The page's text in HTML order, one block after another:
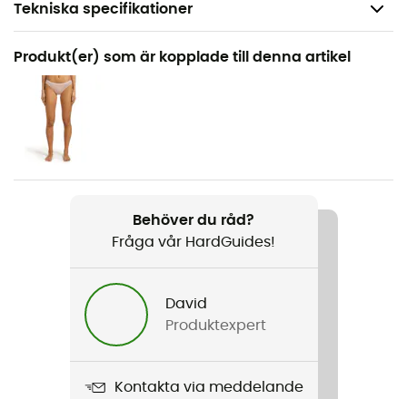
Tekniska specifikationer
Rekommenderad för
Vandring / Klättring / Den dagliga
Vikt
Microlight Jacket
Använd teknologi
Pertex Quantum
Produkt(er) som är kopplade till denna artikel
Behöver du råd?
Fråga vår HardGuides!
David
Produktexpert
Kontakta via meddelande